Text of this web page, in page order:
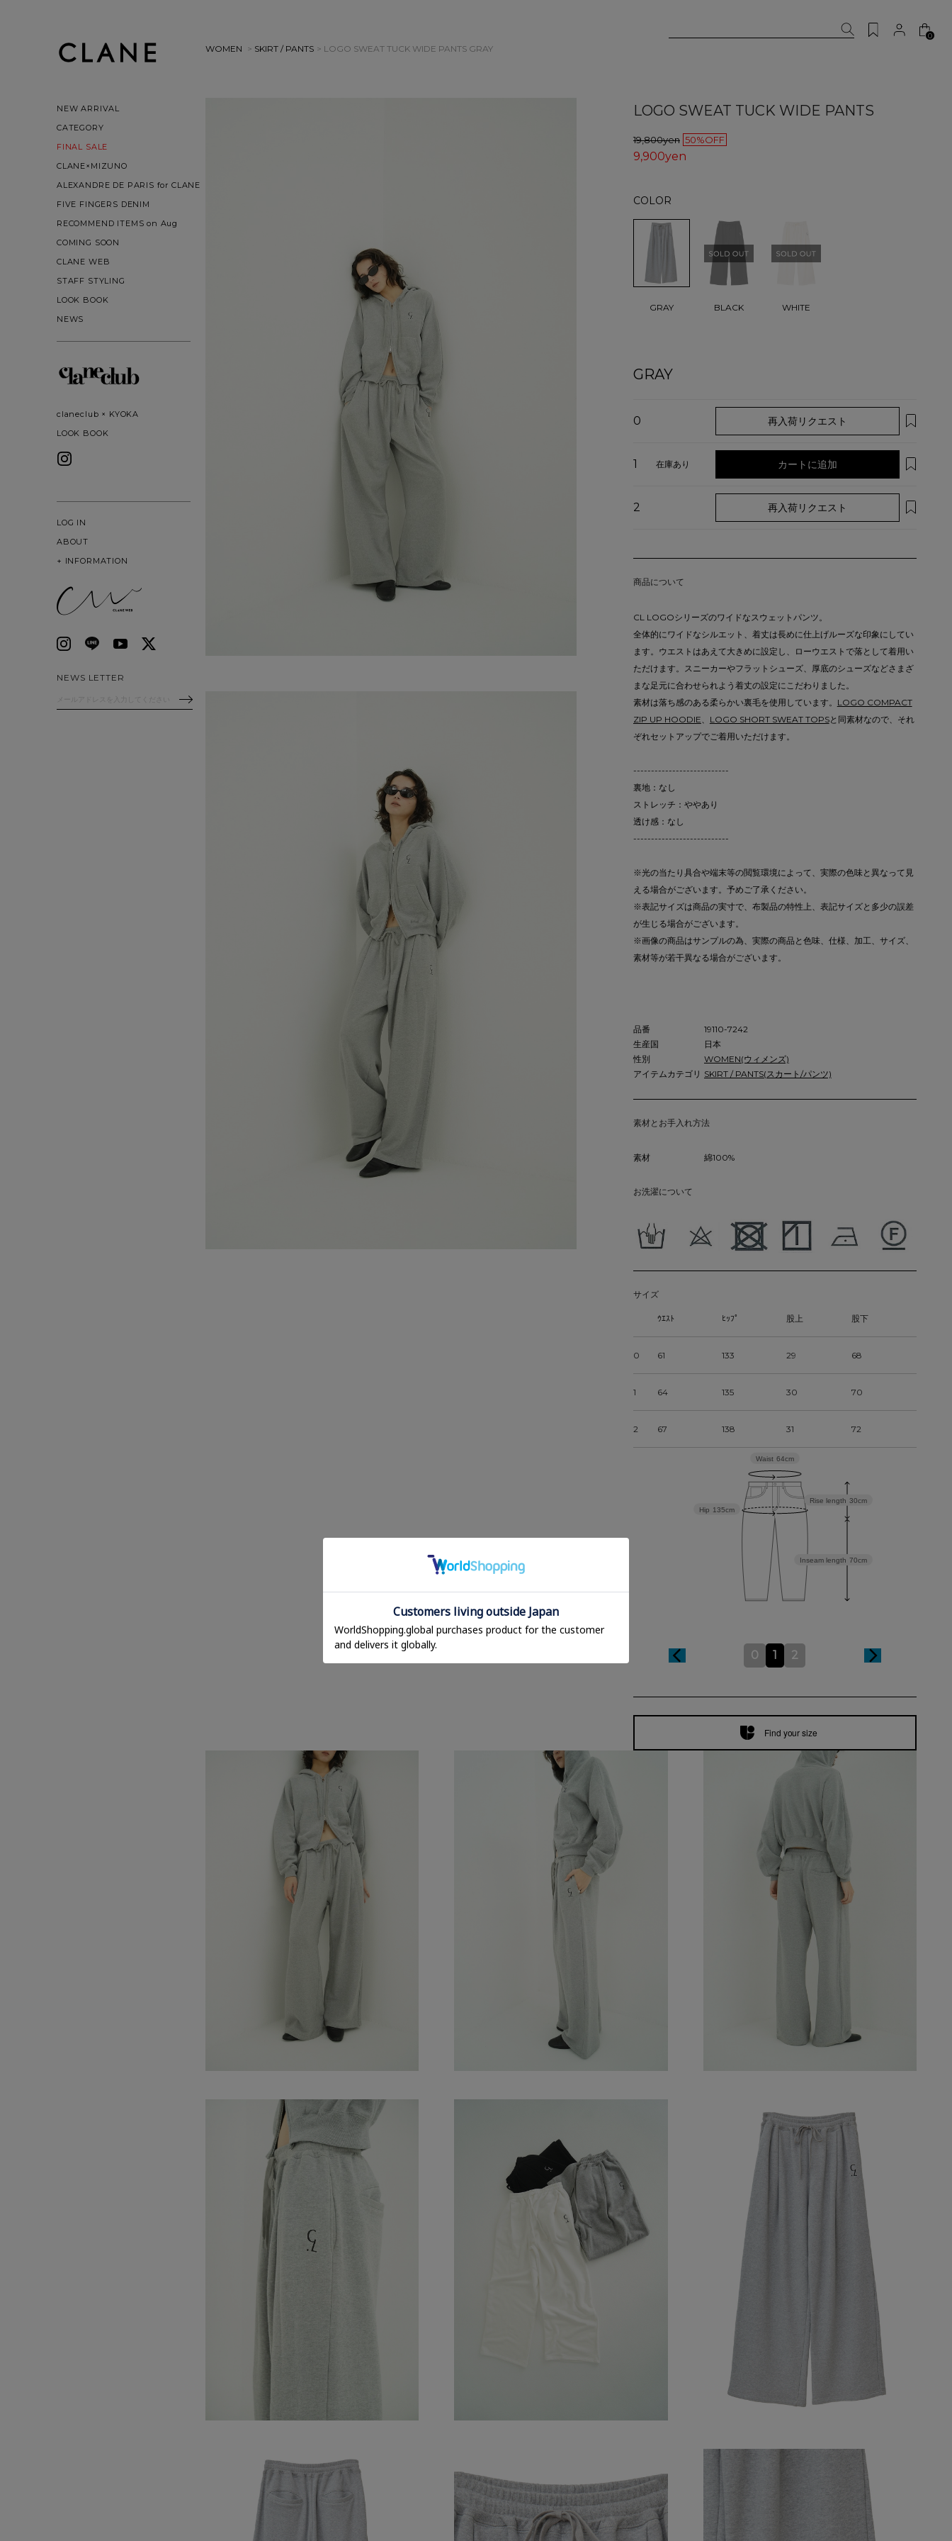
NEW ARRIVAL
CATEGORY
FINAL SALE
CLANE×MIZUNO
ALEXANDRE DE PARIS for CLANE
FIVE FINGERS DENIM
RECOMMEND ITEMS on Aug
COMING SOON
CLANE WEB
STAFF STYLING
LOOK BOOK
NEWS
claneclub × KYOKA
LOOK BOOK
LOG IN
ABOUT
+ INFORMATION
NEWS LETTER
0
WOMEN > SKIRT / PANTS > LOGO SWEAT TUCK WIDE PANTS GRAY
LOGO SWEAT TUCK WIDE PANTS
19,800yen 50%OFF
9,900yen
COLOR
GRAY BLACK WHITE
GRAY
0 再入荷リクエスト
1 在庫あり カートに追加
2 再入荷リクエスト
商品について
CL LOGOシリーズのワイドなスウェットパンツ。
全体的にワイドなシルエット、着丈は長めに仕上げルーズな印象にしてい
ます。ウエストはあえて大きめに設定し、ローウエストで落として着用い
ただけます。スニーカーやフラットシューズ、厚底のシューズなどさまざ
まな足元に合わせられよう着丈の設定にこだわりました。
素材は落ち感のある柔らかい裏毛を使用しています。 LOGO COMPACT
ZIP UP HOODIE、 LOGO SHORT SWEAT TOPSと同素材なので、それ
ぞれセットアップでご着用いただけます。
---------------------------
裏地：なし
ストレッチ：ややあり
透け感：なし
---------------------------
※光の当たり具合や端末等の閲覧環境によって、実際の色味と異なって見
える場合がございます。予めご了承ください。
※表記サイズは商品の実寸で、布製品の特性上、表記サイズと多少の誤差
が生じる場合がございます。
※画像の商品はサンプルの為、実際の商品と色味、仕様、加工、サイズ、
素材等が若干異なる場合がございます。
品番
19110-7242
生産国
日本
性別
WOMEN(ウィメンズ)
アイテムカテゴリ SKIRT / PANTS(スカート/パンツ)
素材とお手入れ方法
素材 綿100%
お洗濯について
サイズ
ｳｴｽﾄ ﾋｯﾌﾟ 股上 股下
0 61 133 29 68
1 64 135 30 70
2 67 138 31 72
Inseam length 70cm
Rise length 30cm
Hip 135cm
Waist 64cm
0 1 2
Find your size